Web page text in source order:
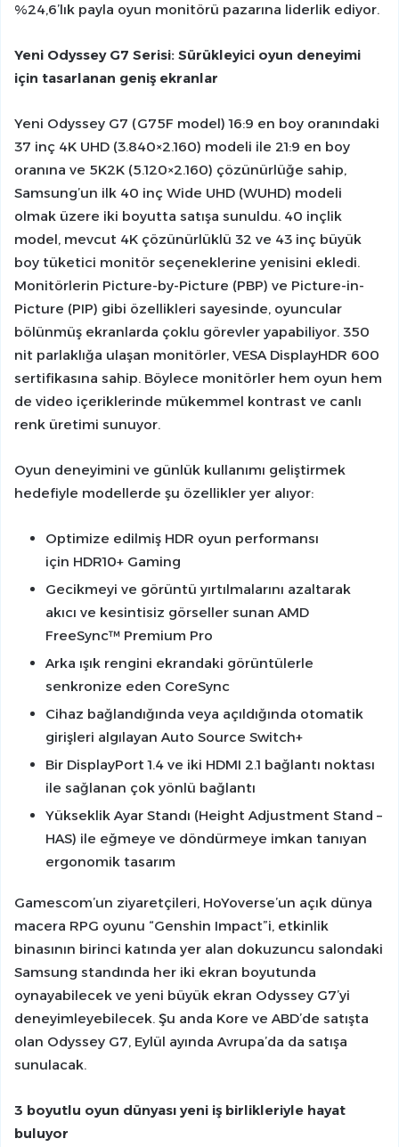
%24,6’lık payla oyun monitörü pazarına liderlik ediyor.
Yeni Odyssey G7 Serisi: Sürükleyici oyun deneyimi
için tasarlanan geniş ekranlar
Yeni Odyssey G7 (G75F model) 16:9 en boy oranındaki
37 inç 4K UHD (3.840×2.160) modeli ile 21:9 en boy
oranına ve 5K2K (5.120×2.160) çözünürlüğe sahip,
Samsung’un ilk 40 inç Wide UHD (WUHD) modeli
olmak üzere iki boyutta satışa sunuldu. 40 inçlik
model, mevcut 4K çözünürlüklü 32 ve 43 inç büyük
boy tüketici monitör seçeneklerine yenisini ekledi.
Monitörlerin Picture-by-Picture (PBP) ve Picture-in-
Picture (PIP) gibi özellikleri sayesinde, oyuncular
bölünmüş ekranlarda çoklu görevler yapabiliyor. 350
nit parlaklığa ulaşan monitörler, VESA DisplayHDR 600
sertifikasına sahip. Böylece monitörler hem oyun hem
de video içeriklerinde mükemmel kontrast ve canlı
renk üretimi sunuyor.
Oyun deneyimini ve günlük kullanımı geliştirmek
hedefiyle modellerde şu özellikler yer alıyor:
Optimize edilmiş HDR oyun performansı
için HDR10+ Gaming
Gecikmeyi ve görüntü yırtılmalarını azaltarak
akıcı ve kesintisiz görseller sunan AMD
FreeSync™ Premium Pro
Arka ışık rengini ekrandaki görüntülerle
senkronize eden CoreSync
Cihaz bağlandığında veya açıldığında otomatik
girişleri algılayan Auto Source Switch+
Bir DisplayPort 1.4 ve iki HDMI 2.1 bağlantı noktası
ile sağlanan çok yönlü bağlantı
Yükseklik Ayar Standı (Height Adjustment Stand –
HAS) ile eğmeye ve döndürmeye imkan tanıyan
ergonomik tasarım
Gamescom’un ziyaretçileri, HoYoverse’un açık dünya
macera RPG oyunu “Genshin Impact”i, etkinlik
binasının birinci katında yer alan dokuzuncu salondaki
Samsung standında her iki ekran boyutunda
oynayabilecek ve yeni büyük ekran Odyssey G7’yi
deneyimleyebilecek. Şu anda Kore ve ABD’de satışta
olan Odyssey G7, Eylül ayında Avrupa’da da satışa
sunulacak.
3 boyutlu oyun dünyası yeni iş birlikleriyle hayat
buluyor